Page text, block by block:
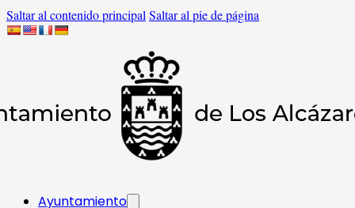
Saltar al contenido principal Saltar al pie de página
Ayuntamiento